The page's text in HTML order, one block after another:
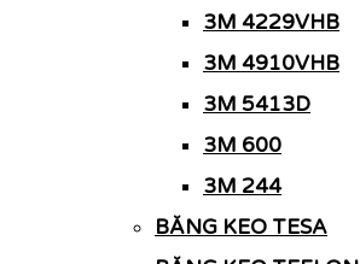
3M 4229VHB
3M 4910VHB
3M 5413D
3M 600
3M 244
BĂNG KEO TESA